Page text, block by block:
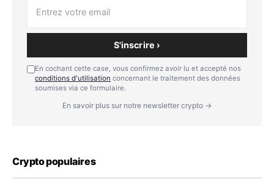
S'inscrire ›
En cochant cette case, vous confirmez avoir lu et accepté nos
conditions d'utilisation concernant le traitement des données
soumises via ce formulaire.
En savoir plus sur notre newsletter crypto →
Crypto populaires